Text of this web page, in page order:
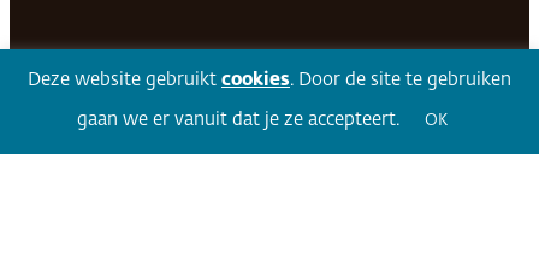
Volg 360Facebook LinkedIn Twitter
Deze website gebruikt cookies. Door de site te gebruiken
gaan we er vanuit dat je ze accepteert. OK